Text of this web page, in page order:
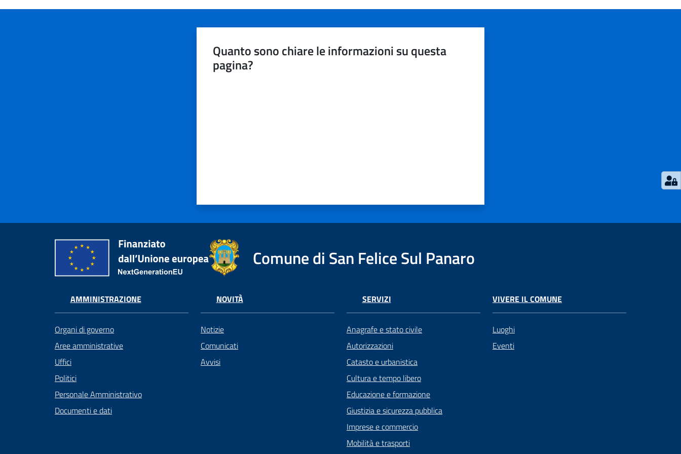
Quanto sono chiare le informazioni su questa
pagina?
Comune di San Felice Sul Panaro
AMMINISTRAZIONE
Organi di governo
Aree amministrative
Uffici
Politici
Personale Amministrativo
Documenti e dati
NOVITÀ
Notizie
Comunicati
Avvisi
SERVIZI
Anagrafe e stato civile
Autorizzazioni
Catasto e urbanistica
Cultura e tempo libero
Educazione e formazione
Giustizia e sicurezza pubblica
Imprese e commercio
Mobilità e trasporti
VIVERE IL COMUNE
Luoghi
Eventi